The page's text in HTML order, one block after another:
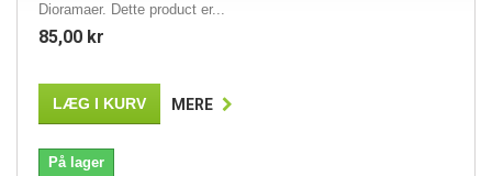
Dioramaer. Dette product er...
85,00 kr
LÆG I KURV MERE
På lager